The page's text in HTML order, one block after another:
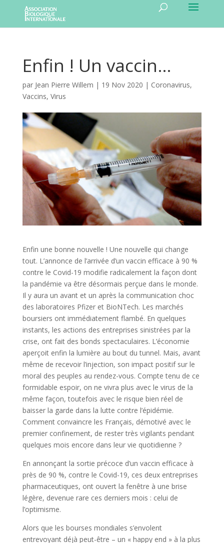
Enfin ! Un vaccin…
par Jean Pierre Willem | 19 Nov 2020 | Coronavirus,
Vaccins, Virus
Enfin une bonne nouvelle ! Une nouvelle qui change
tout. L’annonce de l’arrivée d’un vaccin efficace à 90 %
contre le Covid-19 modifie radicalement la façon dont
la pandémie va être désormais perçue dans le monde.
Il y aura un avant et un après la communication choc
des laboratoires Pfizer et BioNTech. Les marchés
boursiers ont immédiatement flambé. En quelques
instants, les actions des entreprises sinistrées par la
crise, ont fait des bonds spectaculaires. L’économie
aperçoit enfin la lumière au bout du tunnel. Mais, avant
même de recevoir l’injection, son impact positif sur le
moral des peuples au rendez-vous. Compte tenu de ce
formidable espoir, on ne vivra plus avec le virus de la
même façon, toutefois avec le risque bien réel de
baisser la garde dans la lutte contre l’épidémie.
Comment convaincre les Français, démotivé avec le
premier confinement, de rester très vigilants pendant
quelques mois encore dans leur vie quotidienne ?
En annonçant la sortie précoce d’un vaccin efficace à
près de 90 %, contre le Covid-19, ces deux entreprises
pharmaceutiques, ont ouvert la fenêtre à une brise
légère, devenue rare ces derniers mois : celui de
l’optimisme.
Alors que les bourses mondiales s’envolent
entrevoyant déjà peut-être – un « happy end » à la plus